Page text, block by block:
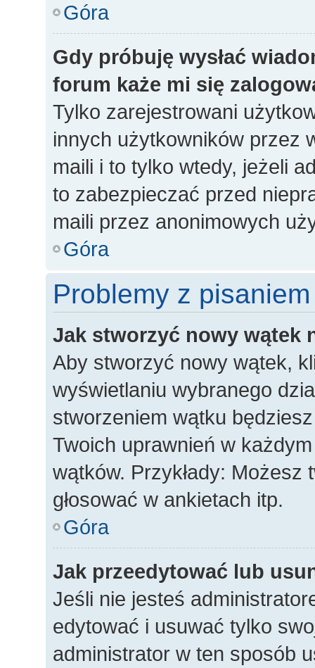
Góra
Gdy próbuję wysłać
forum każe mi się
Tylko zarejestrowani
innych użytkowników przez
maili i to tylko wtedy, jeżeli
to zabezpieczać przed
maili przez anonimowych
Góra
Problemy z pisaniem
Jak stworzyć nowy wątek
Aby stworzyć nowy wątek,
wyświetlaniu wybranego
stworzeniem wątku
Twoich uprawnień w
wątków. Przykłady:
głosować w ankietach itp.
Góra
Jak przeedytować lub
Jeśli nie jesteś
edytować i usuwać tylko
administrator w ten sposób